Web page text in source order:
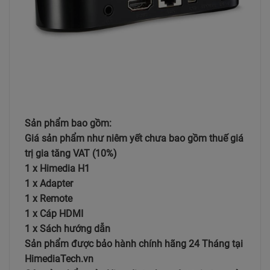
Sản phẩm bao gồm:
Giá sản phẩm như niêm yết chưa bao gồm thuế giá
trị gia tăng VAT (10%)
1 x Himedia H1
1 x Adapter
1 x Remote
1 x Cáp HDMI
1 x Sách hướng dẫn
Sản phẩm được bảo hành chính hãng 24 Tháng tại
HimediaTech.vn